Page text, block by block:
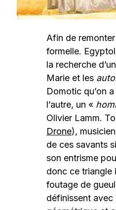
Afin de
formelle.
la recherche
Marie et les
Domotic qu’on
l’autre, un «
Olivier Lamm.
Drone),
de ces savants
son entrisme
donc ce triangle
foutage de
définissent avec